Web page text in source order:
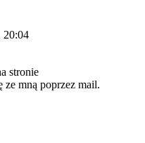
20:04
stronie
ze mną poprzez mail.